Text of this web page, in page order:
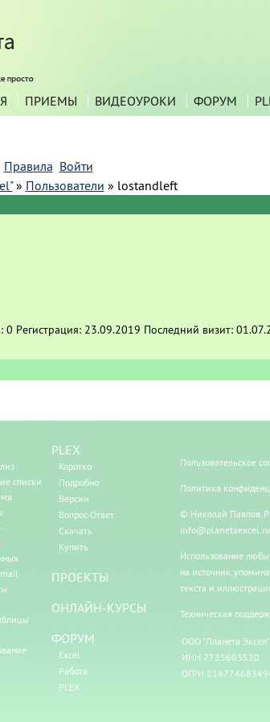
ПРИЕМЫ ВИДЕОУРОКИ ФОРУМ
Правила Войти
» Пользователи » lostandleft
0 Регистрация: 23.09.2019 Последний визит:
списки
PLEX
Коротко
Подробно
Версии
Вопрос-Ответ
Скачать
Купить
ПРОЕКТЫ
ОНЛАЙН-КУРСЫ
ФОРУМ
Excel
Работа
PLEX
Пользовательское
Политика
© Николай Павлов,
info@planetaexcel.ru
Использование
на источник,
текста и
Техническая
ООО "Планета Эксел"
ИНН 7735603520
ОГРН